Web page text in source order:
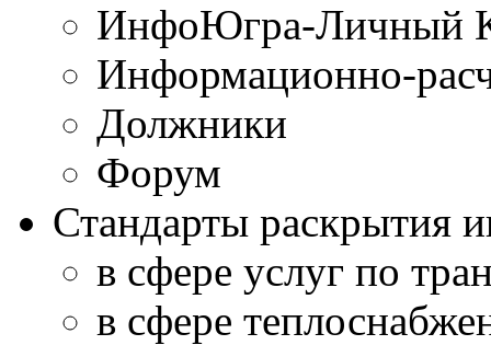
ИнфоЮгра-Личный
Информационно-
Должники
Форум
Стандарты раскрытия
в сфере услуг по
в сфере